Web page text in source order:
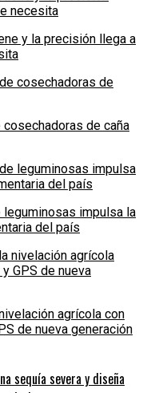
y la precisión llega a
de caña
impulsa la
del país
agrícola con
de nueva generación